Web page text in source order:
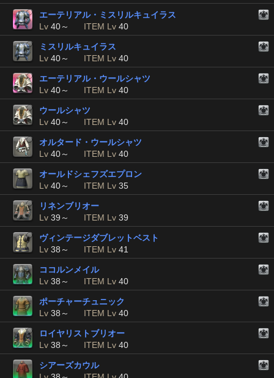
エーテリアル・ミスリルキュイラス
Lv 40～ ITEM Lv 40
ミスリルキュイラス
Lv 40～ ITEM Lv 40
エーテリアル・ウールシャツ
Lv 40～ ITEM Lv 40
ウールシャツ
Lv 40～ ITEM Lv 40
オルタード・ウールシャツ
Lv 40～ ITEM Lv 40
オールドシェフズエプロン
Lv 40～ ITEM Lv 35
リネンブリオー
Lv 39～ ITEM Lv 39
ヴィンテージダブレットベスト
Lv 38～ ITEM Lv 41
ココルンメイル
Lv 38～ ITEM Lv 40
ポーチャーチュニック
Lv 38～ ITEM Lv 40
ロイヤリストブリオー
Lv 38～ ITEM Lv 40
シアーズカウル